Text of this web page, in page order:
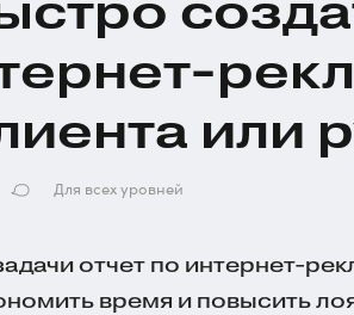
или
Для всех уровней
отчет по интернет-
время и повысить